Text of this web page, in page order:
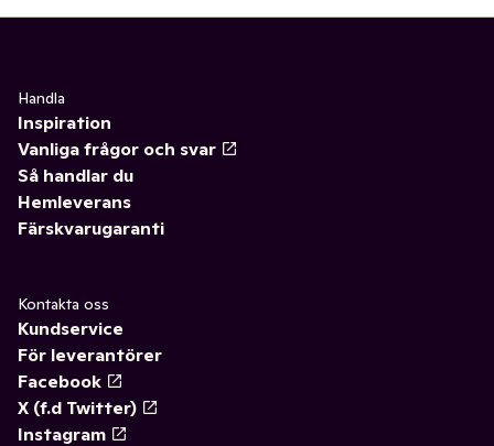
Handla
Inspiration
Vanliga frågor och svar
Så handlar du
Hemleverans
Färskvarugaranti
Kontakta oss
Kundservice
För leverantörer
Facebook
X (f.d Twitter)
Instagram